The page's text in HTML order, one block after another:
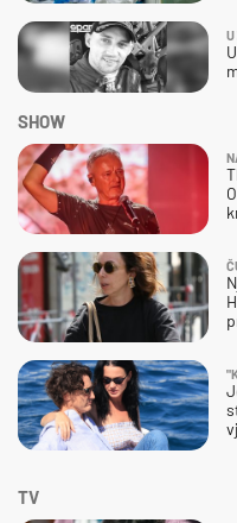
U
SHOW
TV